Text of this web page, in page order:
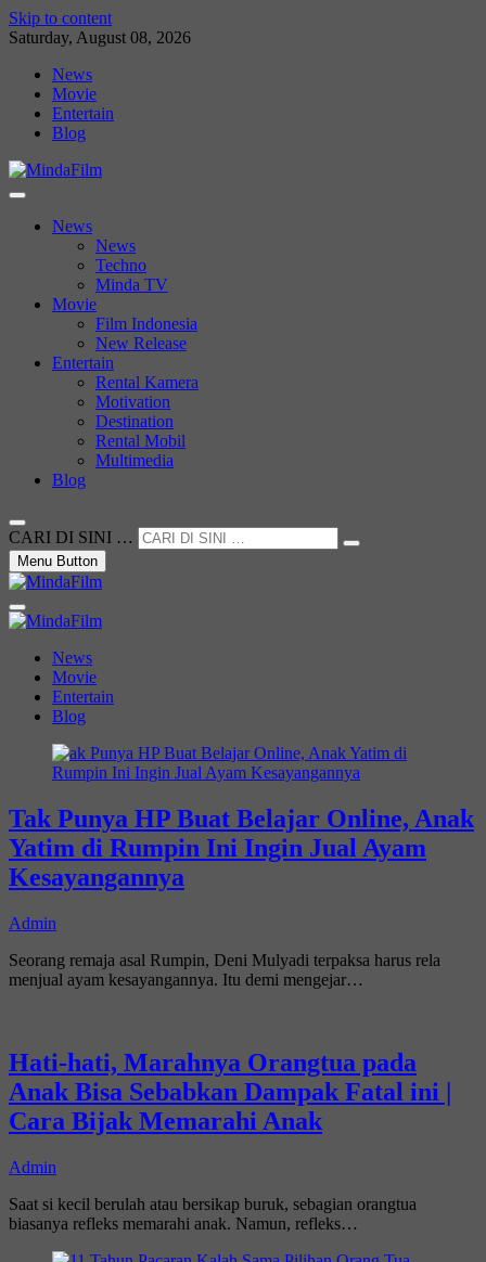
Skip to content
Saturday, August 08, 2026
News
Movie
Entertain
Blog
News
News
Techno
Minda TV
Movie
Film Indonesia
New Release
Entertain
Rental Kamera
Motivation
Destination
Rental Mobil
Multimedia
Blog
CARI DI SINI …
Menu Button
MindaFilm
Not Just a Movie
News
Movie
Entertain
Blog
Tak Punya HP Buat Belajar Online, Anak
Yatim di Rumpin Ini Ingin Jual Ayam
Kesayangannya
Admin
Seorang remaja asal Rumpin, Deni Mulyadi terpaksa harus rela
menjual ayam kesayangannya. Itu demi mengejar…
Hati-hati, Marahnya Orangtua pada
Anak Bisa Sebabkan Dampak Fatal ini |
Cara Bijak Memarahi Anak
Admin
Saat si kecil berulah atau bersikap buruk, sebagian orangtua
biasanya refleks memarahi anak. Namun, refleks…